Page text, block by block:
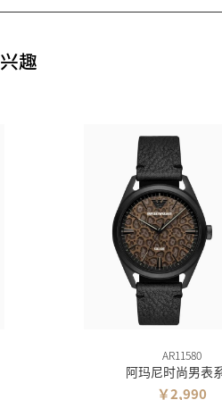
趣
AR11580
阿玛尼时尚男表
￥2,990